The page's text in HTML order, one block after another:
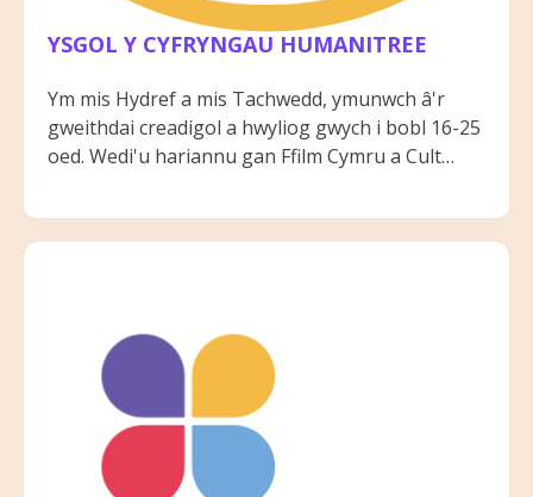
YSGOL Y CYFRYNGAU HUMANITREE
Ym mis Hydref a mis Tachwedd, ymunwch â'r
gweithdai creadigol a hwyliog gwych i bobl 16-25
oed. Wedi'u hariannu gan Ffilm Cymru a Cult
bobl ifanc creadigol sydd angen rhywfaint o
ysbrydoliaeth a chyfle i gael hwyl ac sy'n byw yn
â phosibl. Cynhelir yr holl weithdai yng
Nghampws Dinas USW drwy gydol mis Hydref